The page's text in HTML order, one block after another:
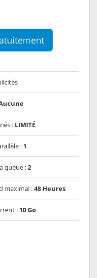
: LIMITÉ
: 1
queue :2
maximal :48 Heures
: 10 Go